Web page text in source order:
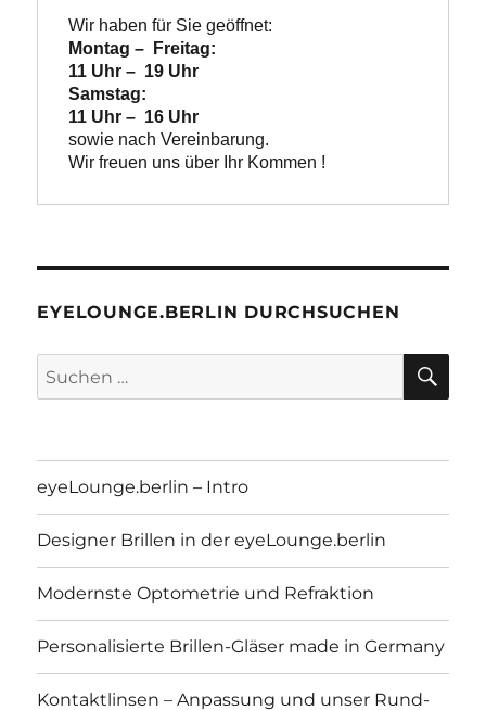
Wir haben für Sie geöffnet:
Montag –  Freitag:
11 Uhr –  19 Uhr
Samstag:
11 Uhr –  16 Uhr
Wir freuen uns über Ihr Kommen !
EYELOUNGE.BERLIN DURCHSUCHEN
Suchen
nach:
eyeLounge.berlin – Intro
Designer Brillen in der eyeLounge.berlin
Modernste Optometrie und Refraktion
Personalisierte Brillen-Gläser made in Germany
Kontaktlinsen – Anpassung und unser Rund-